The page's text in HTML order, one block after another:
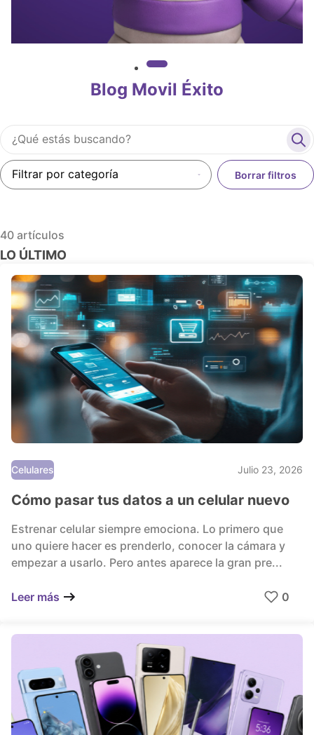
Blog Movil Éxito
Buscar
Categoría
Borrar filtros
40 artículos
LO ÚLTIMO
Celulares Julio 23, 2026
Cómo pasar tus datos a un celular nuevo
Estrenar celular siempre emociona. Lo primero que
uno quiere hacer es prenderlo, conocer la cámara y
empezar a usarlo. Pero antes aparece la gran pre...
Leer más 0